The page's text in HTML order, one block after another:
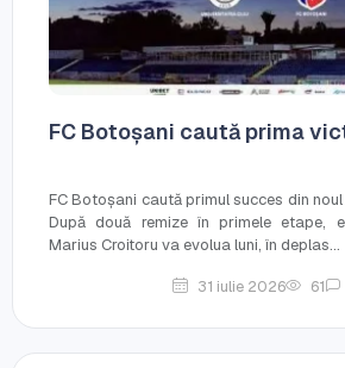
FC Botoșani caută prima
FC Botoșani caută primul succes din
După două remize în primele etape,
Marius Croitoru va evolua luni, în deplas...
31 iulie 2026 61